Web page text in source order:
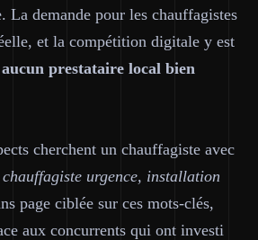
La demande pour les chauffagistes
et la compétition digitale y est
prestataire local bien
cherchent un chauffagiste avec
chauffagiste urgence, installation
page ciblée sur ces mots-clés,
aux concurrents qui ont investi